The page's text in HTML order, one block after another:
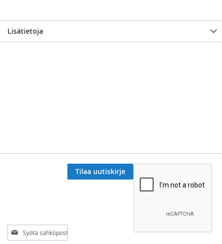
Lisätietoja
Tilaa
uutiskirjeemme:
Tilaa uutiskirje